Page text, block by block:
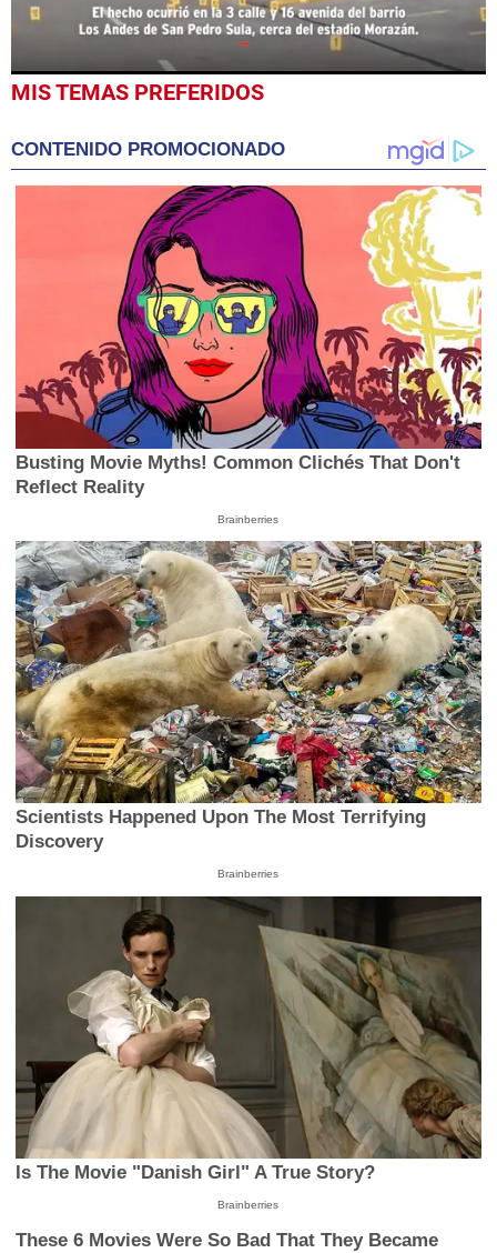
0
seconds
minute,
4
seconds
MIS TEMAS PREFERIDOS
CONTENIDO PROMOCIONADO
Busting Movie Myths! Common Clichés That Don't
Reflect Reality
Brainberries
Scientists Happened Upon The Most Terrifying
Discovery
Brainberries
Is The Movie "Danish Girl" A True Story?
Brainberries
These 6 Movies Were So Bad That They Became